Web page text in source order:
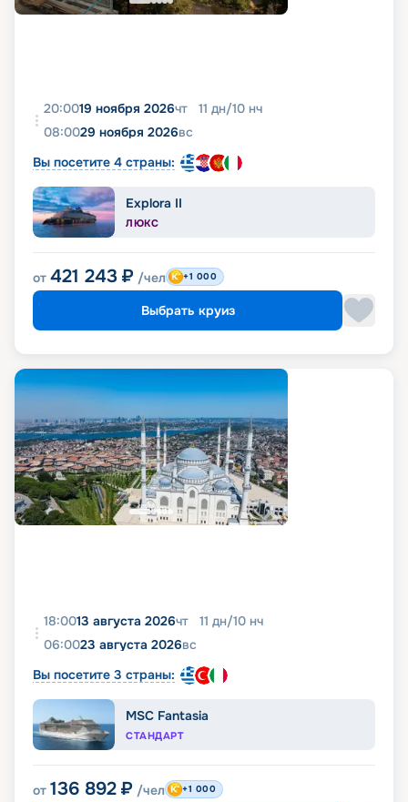
20:0019 ноября 2026чт 11 дн/10 нч
08:0029 ноября 2026вс
Вы посетите 4 страны:
Explora II
ЛЮКС
от 421 243 ₽ /чел +1 000
Выбрать круиз
18:0013 августа 2026чт 11 дн/10 нч
06:0023 августа 2026вс
Вы посетите 3 страны:
MSC Fantasia
СТАНДАРТ
от 136 892 ₽ /чел +1 000